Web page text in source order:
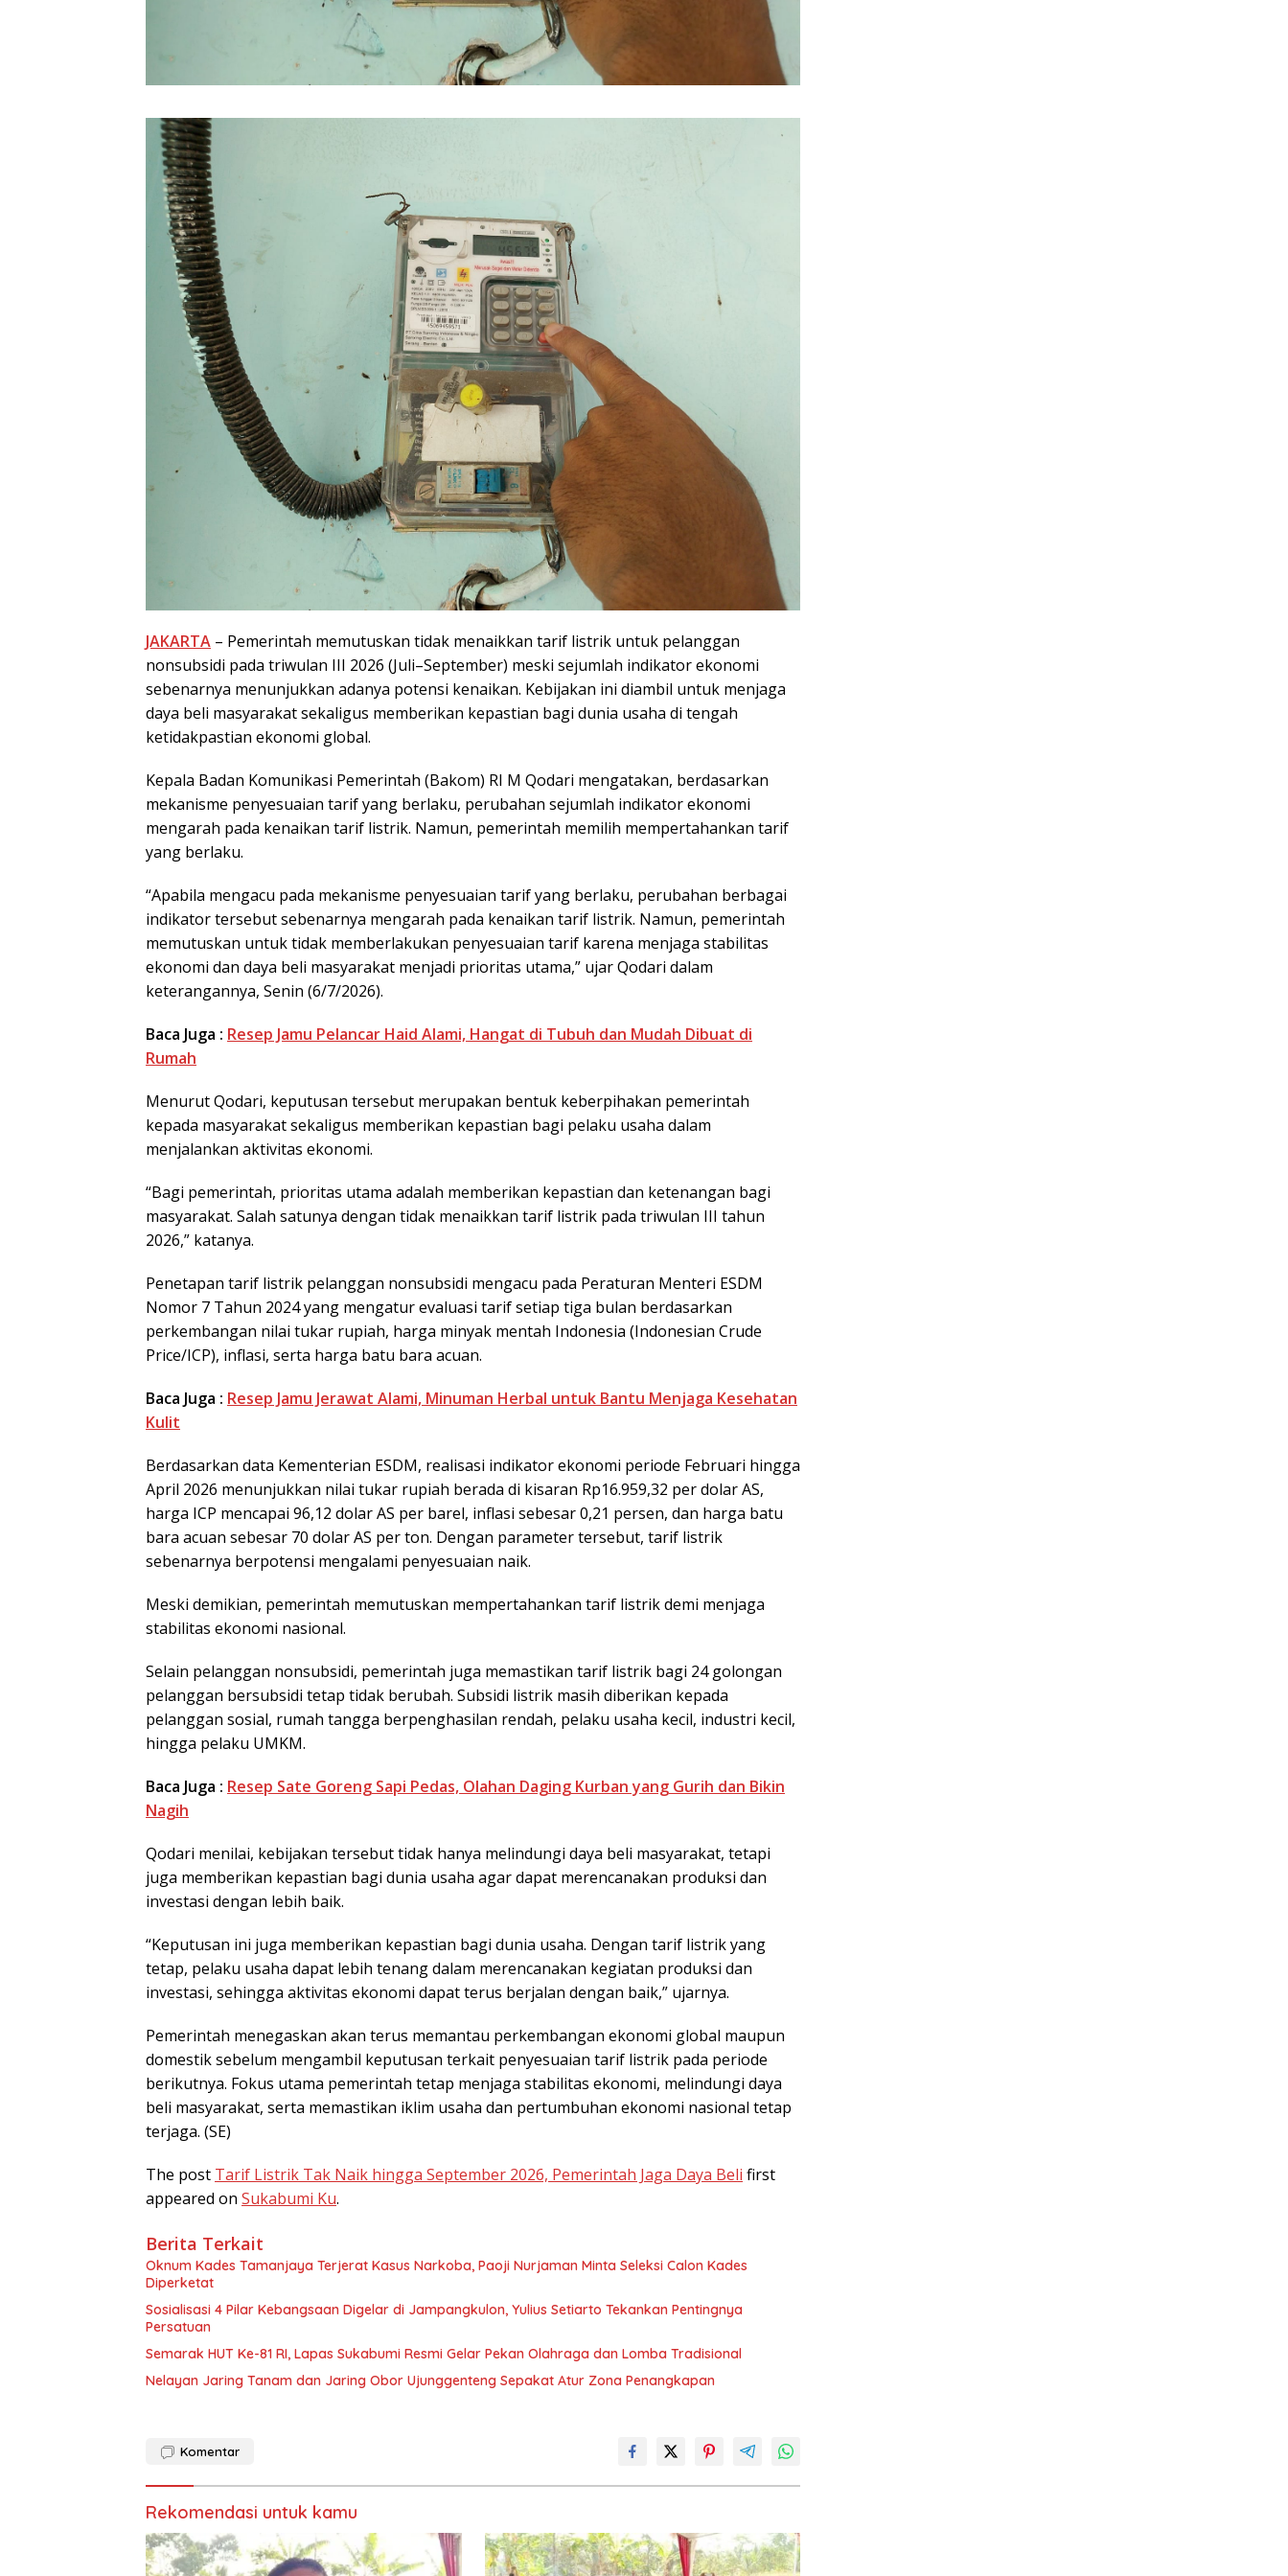
JAKARTA – Pemerintah memutuskan tidak menaikkan tarif listrik untuk pelanggan
nonsubsidi pada triwulan III 2026 (Juli–September) meski sejumlah indikator ekonomi
sebenarnya menunjukkan adanya potensi kenaikan. Kebijakan ini diambil untuk menjaga
daya beli masyarakat sekaligus memberikan kepastian bagi dunia usaha di tengah
ketidakpastian ekonomi global.
Kepala Badan Komunikasi Pemerintah (Bakom) RI M Qodari mengatakan, berdasarkan
mekanisme penyesuaian tarif yang berlaku, perubahan sejumlah indikator ekonomi
mengarah pada kenaikan tarif listrik. Namun, pemerintah memilih mempertahankan tarif
yang berlaku.
“Apabila mengacu pada mekanisme penyesuaian tarif yang berlaku, perubahan berbagai
indikator tersebut sebenarnya mengarah pada kenaikan tarif listrik. Namun, pemerintah
memutuskan untuk tidak memberlakukan penyesuaian tarif karena menjaga stabilitas
ekonomi dan daya beli masyarakat menjadi prioritas utama,” ujar Qodari dalam
keterangannya, Senin (6/7/2026).
Baca Juga : Resep Jamu Pelancar Haid Alami, Hangat di Tubuh dan Mudah Dibuat di
Rumah
Menurut Qodari, keputusan tersebut merupakan bentuk keberpihakan pemerintah
kepada masyarakat sekaligus memberikan kepastian bagi pelaku usaha dalam
menjalankan aktivitas ekonomi.
“Bagi pemerintah, prioritas utama adalah memberikan kepastian dan ketenangan bagi
masyarakat. Salah satunya dengan tidak menaikkan tarif listrik pada triwulan III tahun
2026,” katanya.
Penetapan tarif listrik pelanggan nonsubsidi mengacu pada Peraturan Menteri ESDM
Nomor 7 Tahun 2024 yang mengatur evaluasi tarif setiap tiga bulan berdasarkan
perkembangan nilai tukar rupiah, harga minyak mentah Indonesia (Indonesian Crude
Price/ICP), inflasi, serta harga batu bara acuan.
Baca Juga : Resep Jamu Jerawat Alami, Minuman Herbal untuk Bantu Menjaga Kesehatan
Kulit
Berdasarkan data Kementerian ESDM, realisasi indikator ekonomi periode Februari hingga
April 2026 menunjukkan nilai tukar rupiah berada di kisaran Rp16.959,32 per dolar AS,
harga ICP mencapai 96,12 dolar AS per barel, inflasi sebesar 0,21 persen, dan harga batu
bara acuan sebesar 70 dolar AS per ton. Dengan parameter tersebut, tarif listrik
sebenarnya berpotensi mengalami penyesuaian naik.
Meski demikian, pemerintah memutuskan mempertahankan tarif listrik demi menjaga
stabilitas ekonomi nasional.
Selain pelanggan nonsubsidi, pemerintah juga memastikan tarif listrik bagi 24 golongan
pelanggan bersubsidi tetap tidak berubah. Subsidi listrik masih diberikan kepada
pelanggan sosial, rumah tangga berpenghasilan rendah, pelaku usaha kecil, industri kecil,
hingga pelaku UMKM.
Baca Juga : Resep Sate Goreng Sapi Pedas, Olahan Daging Kurban yang Gurih dan Bikin
Nagih
Qodari menilai, kebijakan tersebut tidak hanya melindungi daya beli masyarakat, tetapi
juga memberikan kepastian bagi dunia usaha agar dapat merencanakan produksi dan
investasi dengan lebih baik.
“Keputusan ini juga memberikan kepastian bagi dunia usaha. Dengan tarif listrik yang
tetap, pelaku usaha dapat lebih tenang dalam merencanakan kegiatan produksi dan
investasi, sehingga aktivitas ekonomi dapat terus berjalan dengan baik,” ujarnya.
Pemerintah menegaskan akan terus memantau perkembangan ekonomi global maupun
domestik sebelum mengambil keputusan terkait penyesuaian tarif listrik pada periode
berikutnya. Fokus utama pemerintah tetap menjaga stabilitas ekonomi, melindungi daya
beli masyarakat, serta memastikan iklim usaha dan pertumbuhan ekonomi nasional tetap
terjaga. (SE)
The post Tarif Listrik Tak Naik hingga September 2026, Pemerintah Jaga Daya Beli first
appeared on Sukabumi Ku.
Berita Terkait
Oknum Kades Tamanjaya Terjerat Kasus Narkoba, Paoji Nurjaman Minta Seleksi Calon Kades
Diperketat
Sosialisasi 4 Pilar Kebangsaan Digelar di Jampangkulon, Yulius Setiarto Tekankan Pentingnya
Persatuan
Semarak HUT Ke-81 RI, Lapas Sukabumi Resmi Gelar Pekan Olahraga dan Lomba Tradisional
Nelayan Jaring Tanam dan Jaring Obor Ujunggenteng Sepakat Atur Zona Penangkapan
Komentar
Rekomendasi untuk kamu